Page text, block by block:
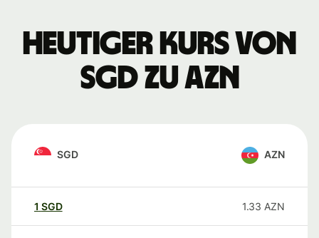
Heutiger Kurs von
SGD zu AZN
SGD AZN
1 SGD 1.33 AZN